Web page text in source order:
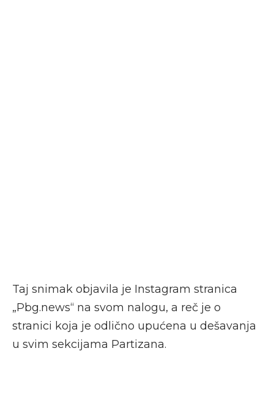
Taj snimak objavila je Instagram stranica
„Pbg.news“ na svom nalogu, a reč je o
stranici koja je odlično upućena u dešavanja
u svim sekcijama Partizana.